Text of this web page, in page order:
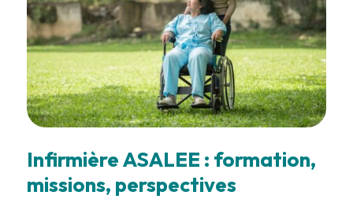
Infirmière ASALEE : formation,
missions, perspectives